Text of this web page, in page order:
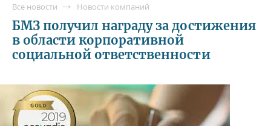
Все новости Новости компаний
БМЗ получил награду за достижения
в области корпоративной
социальной ответственности